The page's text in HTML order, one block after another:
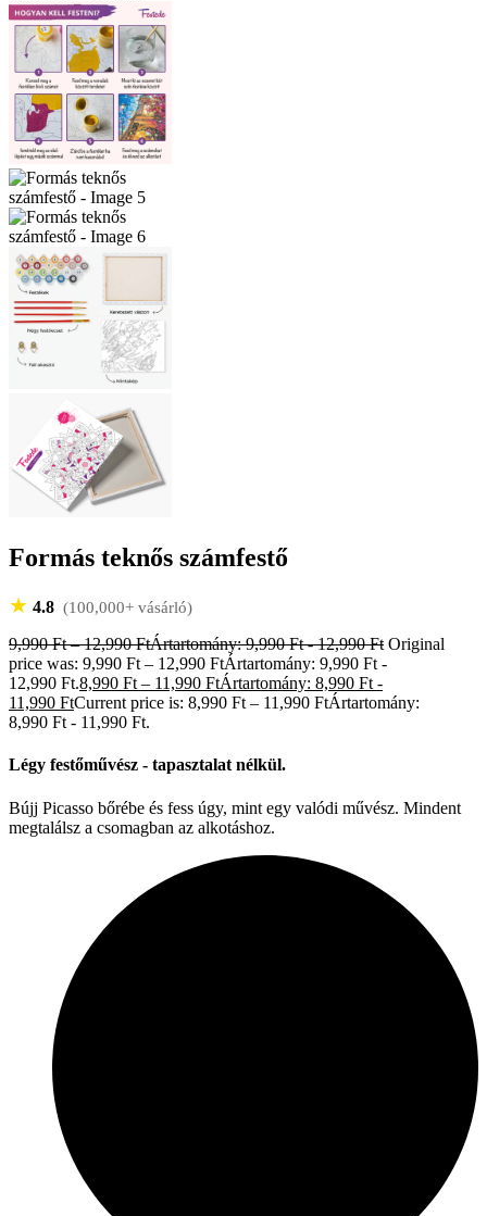
Formás teknős számfestő
★ 4.8 (100,000+ vásárló)
9,990Ft – 12,990FtÁrtartomány: 9,990 Ft - 12,990 Ft Original
price was: 9,990 Ft – 12,990 FtÁrtartomány: 9,990 Ft -
12,990 Ft.8,990 Ft – 11,990 FtÁrtartomány: 8,990 Ft -
11,990 FtCurrent price is: 8,990 Ft – 11,990 FtÁrtartomány:
8,990 Ft - 11,990 Ft.
Légy festőművész - tapasztalat nélkül.
Bújj Picasso bőrébe és fess úgy, mint egy valódi művész. Mindent
megtalálsz a csomagban az alkotáshoz.